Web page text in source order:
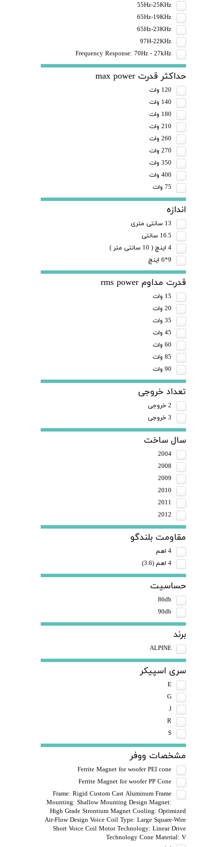
55Hz-25KHz
65Hz-19KHz
65Hz-23KHz
97H-22KHz
Frequency Response: 70Hz - 27kHz
حداکثر قدرت max power
120 وات
140 وات
180 وات
210 وات
260 وات
270 وات
350 وات
400 وات
75 وات
اندازه
13 سانتی متری
16.5 سانتی
4 اینچ ( 10 سانتی متر )
9*6 اینچ
قدرت مداوم rms power
15 وات
20 وات
35 وات
45 وات
60 وات
85 وات
90 وات
تعداد خروجی
2 خروجی
3 خروجی
سال ساخت
2004
2008
2009
2010
2011
2012
مقاومت بلندگو
4 اهم
4 اهم (3.6)
حساسیت
86db
90db
برند
ALPINE
سری اسپیکر
E
G
J
R
S
مشخصات ووفر
Ferrite Magnet for woofer PEI cone
Ferrite Magnet for woofer PP Cone
Frame: Rigid Custom Cast Aluminum Frame
Mounting: Shallow Mounting Design Magnet:
High Grade Strontium Magnet Cooling: Optimized
Air-Flow Design Voice Coil Type: Large Square-Wire
Short Voice Coil Motor Technology: Linear Drive
Technology Cone Material: V